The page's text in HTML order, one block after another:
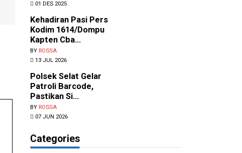
01 DES 2025
Kehadiran Pasi Pers
Kodim 1614/Dompu
Kapten Cba...
BY ROSSA
13 JUL 2026
Polsek Selat Gelar
Patroli Barcode,
Pastikan Si...
BY ROSSA
07 JUN 2026
Categories